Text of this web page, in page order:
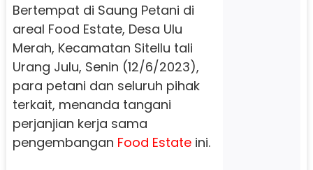
Bertempat di Saung Petani di
areal Food Estate, Desa Ulu
Merah, Kecamatan Sitellu tali
Urang Julu, Senin (12/6/2023),
para petani dan seluruh pihak
terkait, menanda tangani
perjanjian kerja sama
pengembangan Food Estateini.